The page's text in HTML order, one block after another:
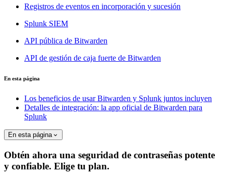
Registros de eventos en incorporación y sucesión
Splunk SIEM
API pública de Bitwarden
API de gestión de caja fuerte de Bitwarden
En esta página
Los beneficios de usar Bitwarden y Splunk juntos incluyen
Detalles de integración: la app oficial de Bitwarden para
Splunk
En esta página
Obtén ahora una seguridad de contraseñas potente
y confiable. Elige tu plan.